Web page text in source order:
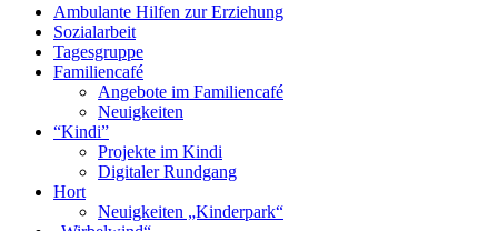
Ambulante Hilfen zur Erziehung
Sozialarbeit
Tagesgruppe
Familiencafé
Angebote im Familiencafé
Neuigkeiten
“Kindi”
Projekte im Kindi
Digitaler Rundgang
Hort
Neuigkeiten „Kinderpark“